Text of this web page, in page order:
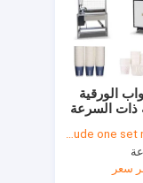
الورقية
ذات السرعة
USD$ 13,980/ set (include
سعر